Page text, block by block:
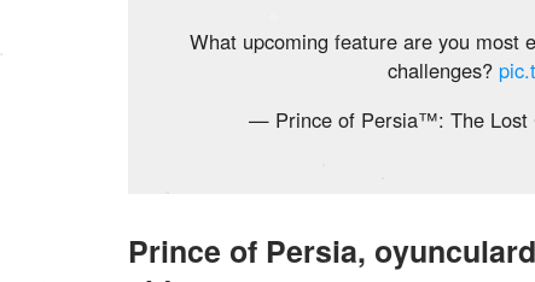
What upcoming feature are you most
challenges?
— Prince of Persia™: The Lost
Prince of Persia,